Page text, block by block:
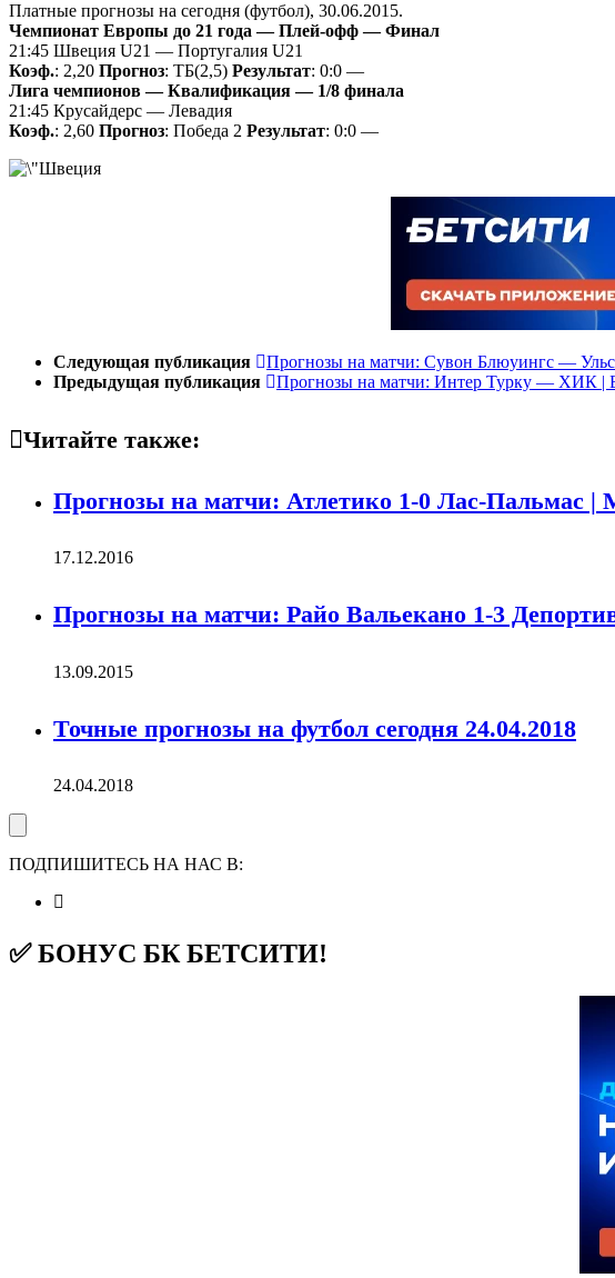
Платные прогнозы на сегодня (футбол), 30.06.2015.
Чемпионат Европы до 21 года — Плей-офф — Финал
21:45 Швеция U21 — Португалия U21
Коэф.: 2,20 Прогноз: ТБ(2,5) Результат: 0:0 —
Лига чемпионов — Квалификация — 1/8 финала
21:45 Крусайдерс — Левадия
Коэф.: 2,60 Прогноз: Победа 2 Результат: 0:0 —
Следующая публикация
Прогнозы на матчи: Сувон Блюуингс —
Предыдущая публикация
Прогнозы на матчи: Интер Турку — ХИК |
Читайте также:
Прогнозы на матчи: Атлетико 1-0 Лас-Пальмас |
17.12.2016
Прогнозы на матчи: Райо Вальекано 1-3
13.09.2015
Точные прогнозы на футбол сегодня 24.04.2018
24.04.2018
ПОДПИШИТЕСЬ НА НАС В:
✅ БОНУС БК БЕТСИТИ!